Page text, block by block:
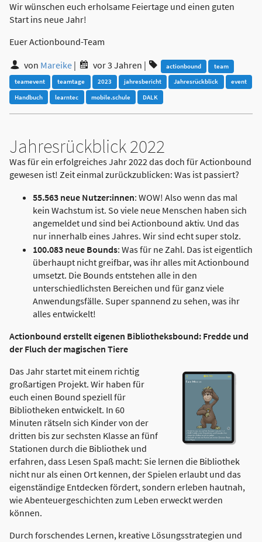
Wir wünschen euch erholsame Feiertage und einen guten
Start ins neue Jahr!
Euer Actionbound-Team
von Mareike | vor 3 Jahren | actionbound
team
teamevent
teamtage 2023 jahresbericht Jahresrückblick
event
Handbuch
learntec mobile.schule DALK
Jahresrückblick 2022
Was für ein erfolgreiches Jahr 2022 das doch für Actionbound
gewesen ist! Zeit einmal zurückzublicken: Was ist passiert?
55.563 neue Nutzer:innen: WOW! Also wenn das mal
kein Wachstum ist. So viele neue Menschen haben sich
angemeldet und sind bei Actionbound aktiv. Und das
nur innerhalb eines Jahres. Wir sind echt super stolz.
100.083 neue Bounds: Was für ne Zahl. Das ist eigentlich
überhaupt nicht greifbar, was ihr alles mit Actionbound
umsetzt. Die Bounds entstehen alle in den
unterschiedlichsten Bereichen und für ganz viele
Anwendungsfälle. Super spannend zu sehen, was ihr
alles entwickelt!
Actionbound erstellt eigenen Bibliotheksbound: Fredde und
der Fluch der magischen Tiere
Das Jahr startet mit einem richtig
großartigen Projekt. Wir haben für
euch einen Bound speziell für
Bibliotheken entwickelt. In 60
Minuten rätseln sich Kinder von der
dritten bis zur sechsten Klasse an fünf
Stationen durch die Bibliothek und
erfahren, dass Lesen Spaß macht: Sie lernen die Bibliothek
nicht nur als einen Ort kennen, der Spielen erlaubt und das
eigenständige Entdecken fördert, sondern erleben hautnah,
wie Abenteuergeschichten zum Leben erweckt werden
können.
Durch forschendes Lernen, kreative Lösungsstrategien und